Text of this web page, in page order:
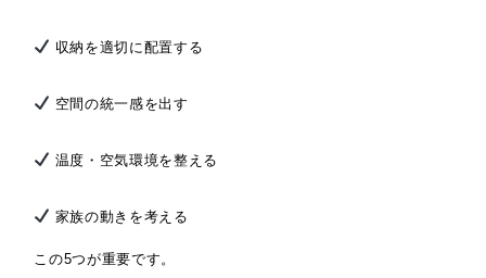
収納を適切に配置する
空間の統一感を出す
温度・空気環境を整える
家族の動きを考える
この5つが重要です。